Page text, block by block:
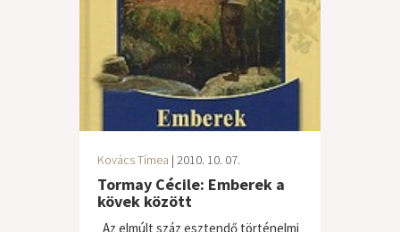
Kovács Tímea | 2010. 10. 07.
Tormay Cécile: Emberek a
kövek között
Az elmúlt száz esztendő történelmi